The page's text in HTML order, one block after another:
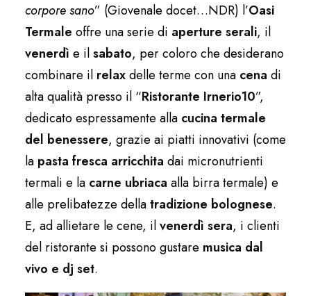
corpore sano” (Giovenale docet…NDR) l’Oasi
Termale offre una serie di aperture serali, il
venerdì e ilsabato, per coloro che desiderano
combinare il relaxdelle terme con una cena di
alta qualità presso il “Ristorante Irnerio10”,
dedicato espressamente alla cucina termale
del benessere, grazie ai piatti innovativi (come
la pasta fresca arricchita dai micronutrienti
termali e la carne ubriaca alla birra termale) e
alle prelibatezze dellatradizione bolognese.
E, ad allietare le cene, ilvenerdì sera, i clienti
del ristorante si possono gustare musica dal
vivo e dj set.